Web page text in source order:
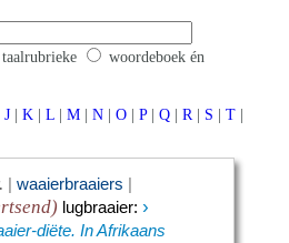
taalrubrieke
woordeboek én
J | K | L | M | N | O | P | Q | R | S | T |
|waaierbraaiers |
lugbraaier:›
diëte. In Afrikaans